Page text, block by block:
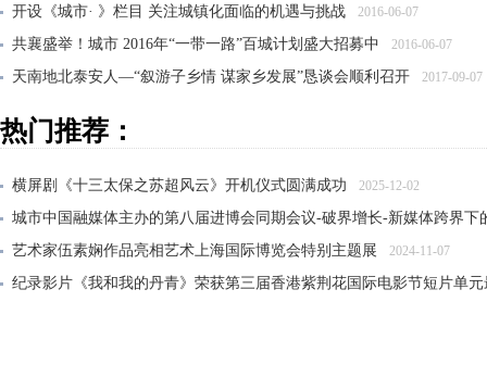
开设《城市· 》栏目 关注城镇化面临的机遇与挑战 2016-06-07
共襄盛举！城市 2016年“一带一路”百城计划盛大招募中 2016-06-07
天南地北泰安人—“叙游子乡情 谋家乡发展”恳谈会顺利召开 2017-09-07
热门推荐：
横屏剧《十三太保之苏超风云》开机仪式圆满成功 2025-12-02
城市中国融媒体主办的第八届进博会同期会议-破界增长-新媒体跨界下
艺术家伍素娴作品亮相艺术上海国际博览会特别主题展
2024-11-07
纪录影片《我和我的丹青》荣获第三届香港紫荆花国际电影节短片单